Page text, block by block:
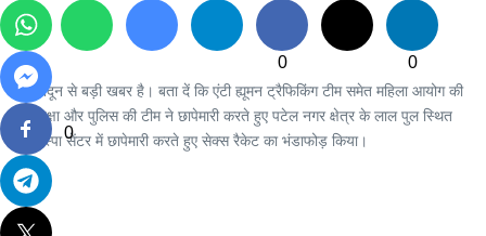
0
0
0
देहरादून से बड़ी खबर है। बता दें कि एंटी ह्यूमन ट्रैफिकिंग टीम समेत महिला आयोग की
अध्यक्षा और पुलिस की टीम ने छापेमारी करते हुए पटेल नगर क्षेत्र के लाल पुल स्थित
एक स्पा सेंटर में छापेमारी करते हुए सेक्स रैकेट का भंडाफोड़ किया।